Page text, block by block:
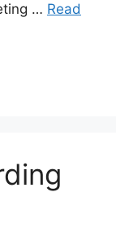
… Read